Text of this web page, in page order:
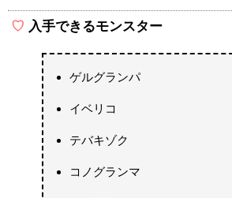
入手できるモンスター
ゲルグランパ
イベリコ
テバキゾク
コノグランマ